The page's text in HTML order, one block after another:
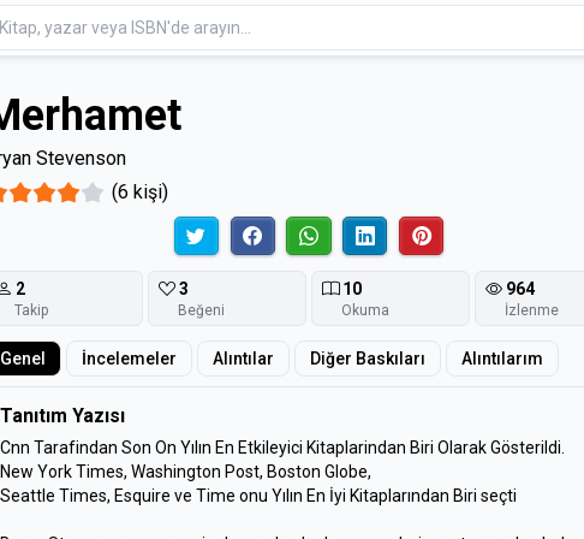
Stevenson
(6 kişi)
2
Takip
3
Beğeni
10
Okuma
964
İzlenme
Genel İncelemeler Alıntılar Diğer Baskıları Alıntılarım
Tanıtım Yazısı
Cnn Tarafindan Son On Yılın En Etkileyici Kitaplarindan Biri Olarak Gösterildi.
New York Times, Washington Post, Boston Globe,
Seattle Times, Esquire ve Time onu Yılın En İyi Kitaplarından Biri seçti